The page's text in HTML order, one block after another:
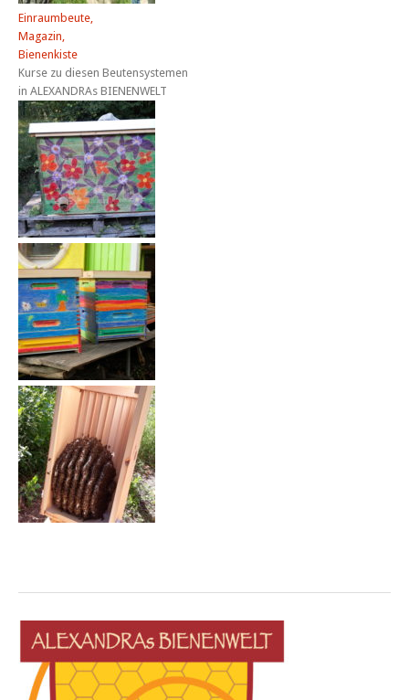
Einraumbeute,
Magazin,
Bienenkiste
Kurse zu diesen Beutensystemen
in ALEXANDRAs BIENENWELT